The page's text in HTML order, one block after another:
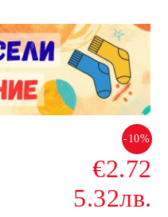
-10%
€2.72
5.32лв.